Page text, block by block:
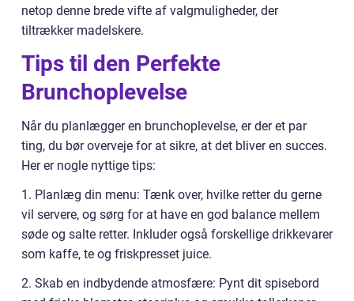
netop denne brede vifte af valgmuligheder, der
tiltrækker madelskere.
Tips til den Perfekte
Brunchoplevelse
Når du planlægger en brunchoplevelse, er der et par
ting, du bør overveje for at sikre, at det bliver en succes.
Her er nogle nyttige tips:
1. Planlæg din menu: Tænk over, hvilke retter du gerne
vil servere, og sørg for at have en god balance mellem
søde og salte retter. Inkluder også forskellige drikkevarer
som kaffe, te og friskpresset juice.
2. Skab en indbydende atmosfære: Pynt dit spisebord